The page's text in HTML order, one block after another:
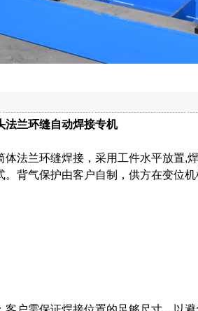
法兰环缝自动焊接专机
法兰环缝焊接，采用工件水平放置,
背气保护由客户自制，供方在变位